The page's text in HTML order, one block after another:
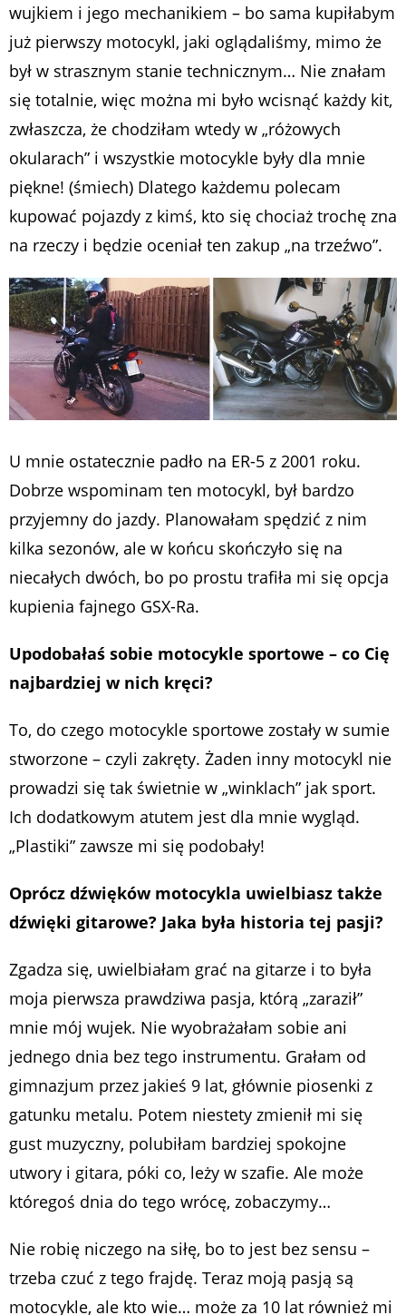
wujkiem i jego mechanikiem – bo sama kupiłabym
już pierwszy motocykl, jaki oglądaliśmy, mimo że
był w strasznym stanie technicznym… Nie znałam
się totalnie, więc można mi było wcisnąć każdy kit,
zwłaszcza, że chodziłam wtedy w „różowych
okularach” i wszystkie motocykle były dla mnie
piękne! (śmiech) Dlatego każdemu polecam
kupować pojazdy z kimś, kto się chociaż trochę zna
na rzeczy i będzie oceniał ten zakup „na trzeźwo”.
U mnie ostatecznie padło na ER-5 z 2001 roku.
Dobrze wspominam ten motocykl, był bardzo
przyjemny do jazdy. Planowałam spędzić z nim
kilka sezonów, ale w końcu skończyło się na
niecałych dwóch, bo po prostu trafiła mi się opcja
kupienia fajnego GSX-Ra.
Upodobałaś sobie motocykle sportowe – co Cię
najbardziej w nich kręci?
To, do czego motocykle sportowe zostały w sumie
stworzone – czyli zakręty. Żaden inny motocykl nie
prowadzi się tak świetnie w „winklach” jak sport.
Ich dodatkowym atutem jest dla mnie wygląd.
„Plastiki” zawsze mi się podobały!
Oprócz dźwięków motocykla uwielbiasz także
dźwięki gitarowe? Jaka była historia tej pasji?
Zgadza się, uwielbiałam grać na gitarze i to była
moja pierwsza prawdziwa pasja, którą „zaraził”
mnie mój wujek. Nie wyobrażałam sobie ani
jednego dnia bez tego instrumentu. Grałam od
gimnazjum przez jakieś 9 lat, głównie piosenki z
gatunku metalu. Potem niestety zmienił mi się
gust muzyczny, polubiłam bardziej spokojne
utwory i gitara, póki co, leży w szafie. Ale może
któregoś dnia do tego wrócę, zobaczymy…
Nie robię niczego na siłę, bo to jest bez sensu –
trzeba czuć z tego frajdę. Teraz moją pasją są
motocykle, ale kto wie… może za 10 lat również mi